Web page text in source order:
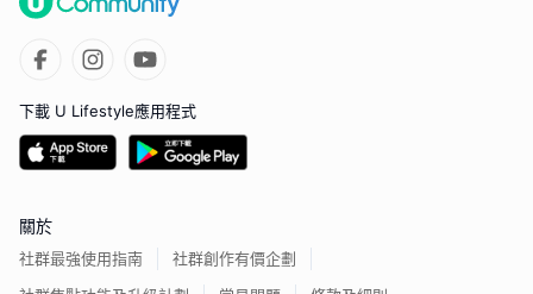
下載 U Lifestyle應用程式
關於
社群最強使用指南
社群創作有價企劃